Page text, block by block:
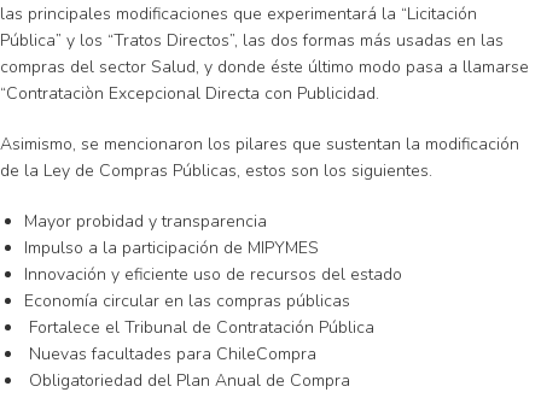
las principales modificaciones que experimentará la “Licitación
Pública” y los “Tratos Directos”, las dos formas más usadas en las
compras del sector Salud, y donde éste último modo pasa a llamarse
“Contrataciòn Excepcional Directa con Publicidad.
Asimismo, se mencionaron los pilares que sustentan la modificación
de la Ley de Compras Públicas, estos son los siguientes.
Mayor probidad y transparencia
Impulso a la participación de MIPYMES
Innovación y eficiente uso de recursos del estado
Economía circular en las compras públicas
Fortalece el Tribunal de Contratación Pública
Nuevas facultades para ChileCompra
Obligatoriedad del Plan Anual de Compra